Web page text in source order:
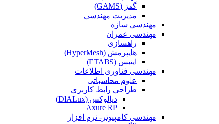
گمز (GAMS)
مدیریت مهندسی
مهندسی سازه
مهندسی عمران‌
راهسازی
هایپرمش (HyperMesh)
ایتبس (ETABS)
مهندسی فناوری اطلاعات
علوم محاسباتی
طراحی رابط کاربری
دیالوکس (DIALux)
Axure RP
مهندسی کامپیوتر- نرم افزار